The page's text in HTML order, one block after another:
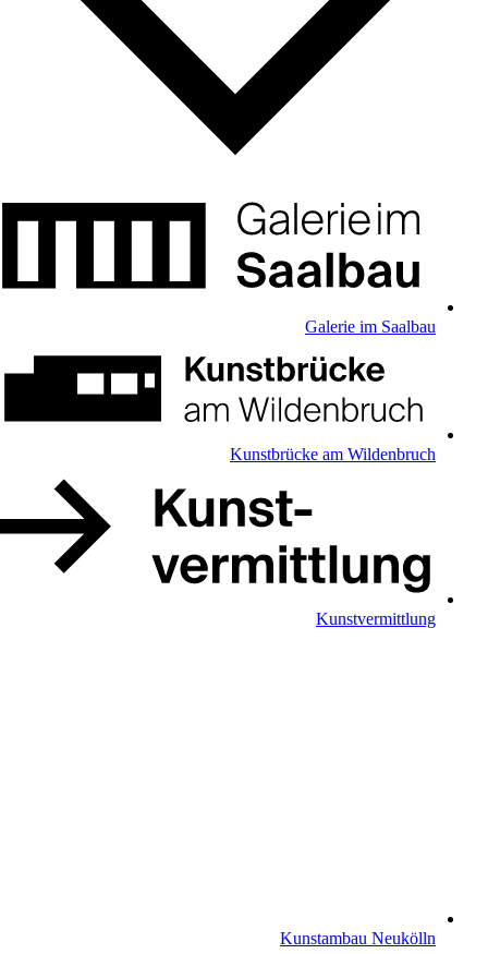
Galerie im Saalbau
Kunstbrücke am Wildenbruch
Kunstvermittlung
Kunstambau Neukölln